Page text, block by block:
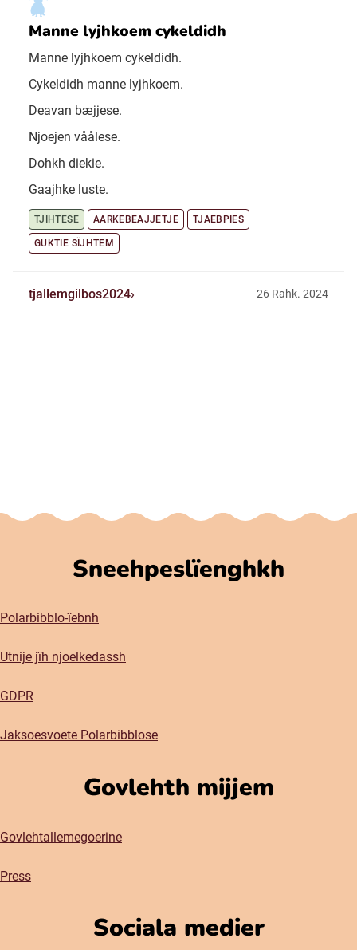
Manne lyjhkoem cykeldidh
Manne lyjhkoem cykeldidh.
Cykeldidh manne lyjhkoem.
Deavan bæjjese.
Njoejen våålese.
Dohkh diekie.
Gaajhke luste.
TJIHTESE AARKEBEAJJETJE TJAEBPIES
GUKTIE SÏJHTEM
tjallemgilbos2024 26 Rahk. 2024
Sneehpeslïenghkh
Polarbibblo-ïebnh
Utnije jïh njoelkedassh
GDPR
Jaksoesvoete Polarbibblose
Govlehth mijjem
Govlehtallemegoerine
Press
Sociala medier